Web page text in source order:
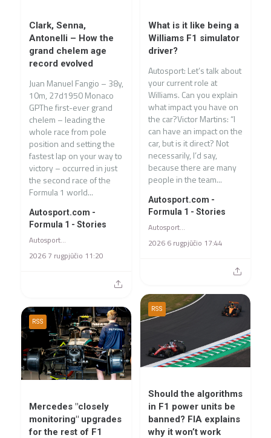
Clark, Senna,
Antonelli – How the
grand chelem age
record evolved
Juan Manuel Fangio – 38y,
10m, 27d1950 Monaco
GPThe first-ever grand
chelem – leading the
whole race from pole
position and setting the
fastest lap on your way to
victory – occurred in just
the second race of the
Formula 1 world...
Autosport.com -
Formula 1 - Stories
Autosport.com - Formula 1 - Stories
2026 7 rugpjūčio 11:20
What is it like being a
Williams F1 simulator
driver?
Autosport: Let’s talk about
your current role at
Williams. Can you explain
what impact you have on
the car?Victor Martins: “I
can have an impact on the
car, but is it direct? Not
necessarily, I’d say,
because there are many
people in the team...
Autosport.com -
Formula 1 - Stories
Autosport.com - Formula 1 - Stories
2026 6 rugpjūčio 17:44
Should the algorithms
in F1 power units be
banned? FIA explains
why it won’t work
RSS
Mercedes "closely
monitoring" upgrades
for the rest of F1
RSS